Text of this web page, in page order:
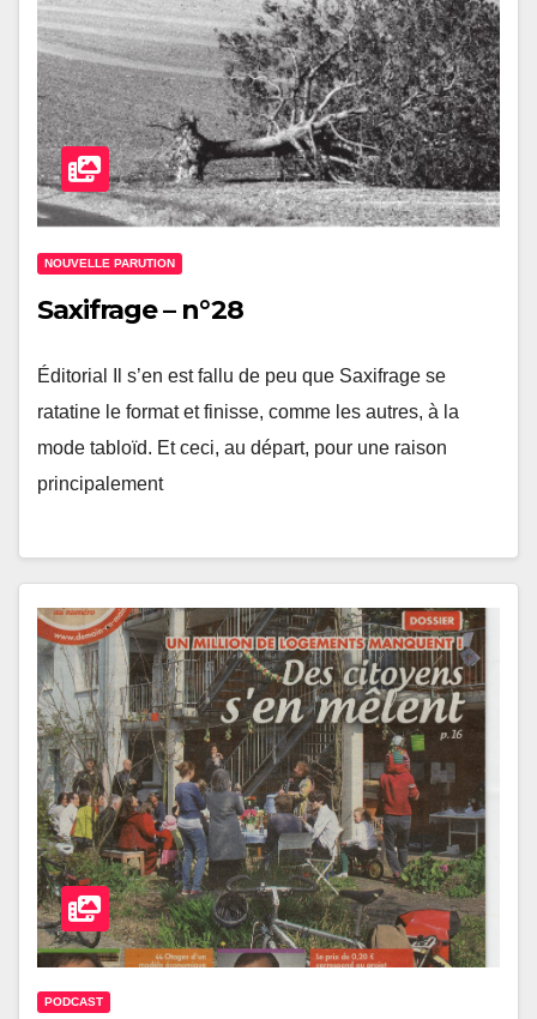
NOUVELLE PARUTION
Saxifrage – n°28
Éditorial Il s’en est fallu de peu que Saxifrage se
ratatine le format et finisse, comme les autres, à la
mode tabloïd. Et ceci, au départ, pour une raison
principalement
PODCAST